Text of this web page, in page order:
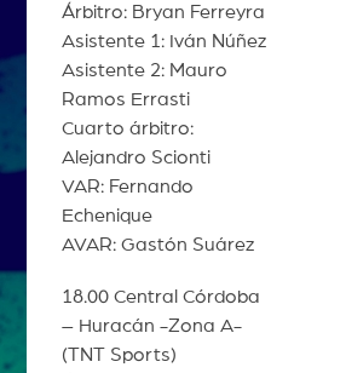
Árbitro: Bryan Ferreyra
Asistente 1: Iván Núñez
Asistente 2: Mauro
Ramos Errasti
Cuarto árbitro:
Alejandro Scionti
VAR: Fernando
Echenique
AVAR: Gastón Suárez
18.00 Central Córdoba
– Huracán -Zona A-
(TNT Sports)